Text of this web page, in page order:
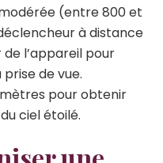
(entre 800 et
à distance
l’appareil pour
de vue.
pour obtenir
ciel étoilé.